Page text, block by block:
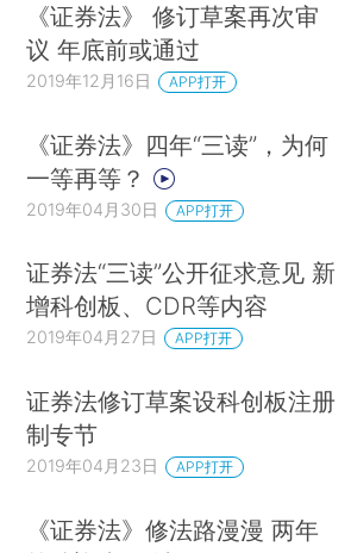
《证券法》 修订草案再次审
议 年底前或通过
2019年12月16日 APP打开
《证券法》四年“三读”，为何
一等再等？
2019年04月30日 APP打开
证券法“三读”公开征求意见 新
增科创板、CDR等内容
2019年04月27日 APP打开
证券法修订草案设科创板注册
制专节
2019年04月23日 APP打开
《证券法》修法路漫漫 两年